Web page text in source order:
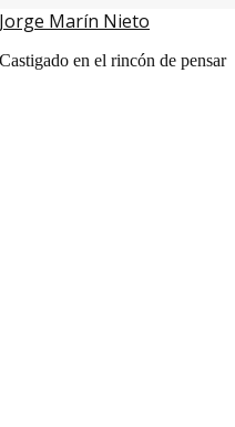
Jorge Marín Nieto
Castigado en el rincón de pensar